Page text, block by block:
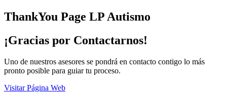
ThankYou Page LP Autismo
¡Gracias por Contactarnos!
Uno de nuestros asesores se pondrá en contacto contigo lo más
pronto posible para guiar tu proceso.
Visitar Página Web